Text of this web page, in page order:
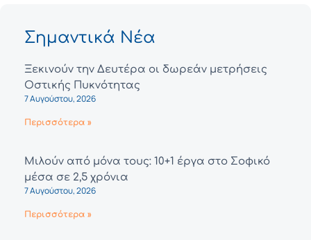
Σημαντικά Νέα
Ξεκινούν την Δευτέρα οι δωρεάν μετρήσεις
Οστικής Πυκνότητας
7 Αυγούστου, 2026
Περισσότερα »
Μιλούν από μόνα τους: 10+1 έργα στο Σοφικό
μέσα σε 2,5 χρόνια
7 Αυγούστου, 2026
Περισσότερα »